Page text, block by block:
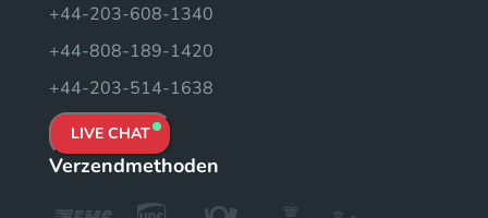
+44-203-608-1340
+44-808-189-1420
+44-203-514-1638
LIVE CHAT
Verzendmethoden